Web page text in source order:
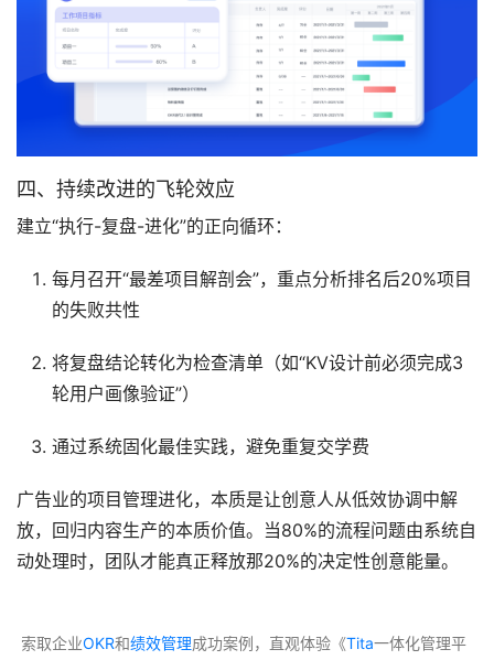
四、持续改进的飞轮效应
建立“执行-复盘-进化”的正向循环：
每月召开“最差项目解剖会”，重点分析排名后20%项目
的失败共性
将复盘结论转化为检查清单（如“KV设计前必须完成3
轮用户画像验证”）
通过系统固化最佳实践，避免重复交学费
广告业的项目管理进化，本质是让创意人从低效协调中解
放，回归内容生产的本质价值。当80%的流程问题由系统自
动处理时，团队才能真正释放那20%的决定性创意能量。
索取企业OKR和绩效管理成功案例，直观体验《Tita一体化管理平